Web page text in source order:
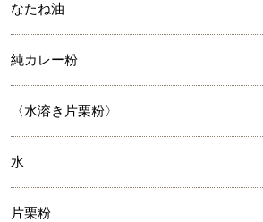
なたね油
純カレー粉
〈水溶き片栗粉〉
水
片栗粉